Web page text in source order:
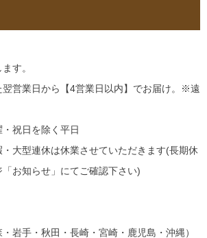
す。
翌営業日から【4営業日以内】でお届け。※遠
祝日を除く平日
大型連休は休業させていただきます(長期休
お知らせ」にてご確認下さい)
岩手・秋田・長崎・宮崎・鹿児島・沖縄）